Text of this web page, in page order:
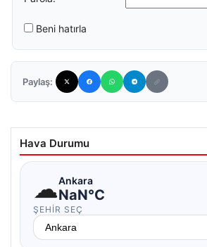
Beni hatırla
Paylaş:
Hava Durumu
☁Ankara
NaN°C
ŞEHIR SEÇ